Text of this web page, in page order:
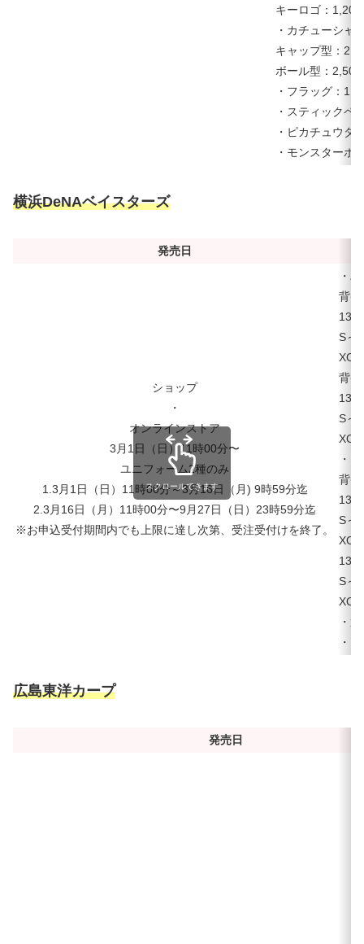
キーロゴ：
・カチューシャ
キャップ型：
ボール型：
・フラッグ：
・スティックペ
・ピカチュウダ
・モンスターボ
横浜DeNAベイスターズ
発売日
ショップ
・
オンラインストア
3月1日（日）11時00分〜
ユニフォーム2種のみ
1.3月1日（日）11時00分～3月16日（月) 9時59分迄
2.3月16日（月）11時00分〜9月27日（日）23時59分迄
※お申込受付期間内でも上限に達し次第、受注受付けを終了。
・
背番
S～
XO
背番
S～
XO
・
背番
S～
XO
S～
XO
・
・
スクロールできます
広島東洋カープ
発売日